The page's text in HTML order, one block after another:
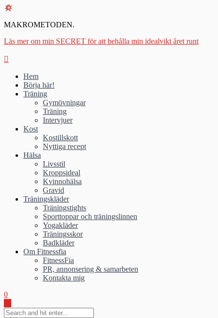
MAKROMETODEN.
Läs mer om min SECRET för att behålla min idealvikt året runt
Hem
Börja här!
Träning
Gymövningar
Träning
Intervjuer
Kost
Kostillskott
Nyttiga recept
Hälsa
Livsstil
Kroppsideal
Kvinnohälsa
Gravid
Träningskläder
Träningstights
Sporttoppar och träningslinnen
Yogakläder
Träningsskor
Badkläder
Om Fitnessfia
FitnessFia
PR, annonsering & samarbeten
Kontakta mig
0